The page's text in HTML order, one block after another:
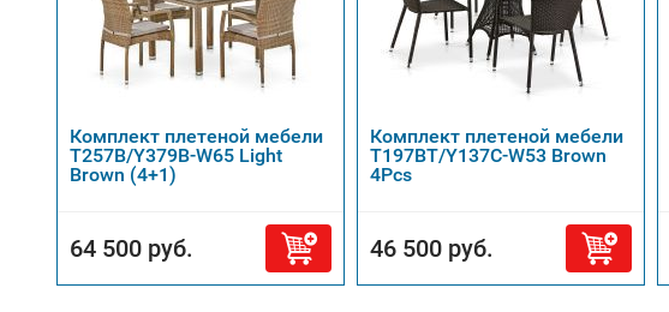
Комплект плетеной мебели
T257B/Y379B-W65 Light
Brown (4+1)
64 500 руб.
Комплект плетеной мебели
T197BT/Y137C-W53 Brown
4Pcs
46 500 руб.